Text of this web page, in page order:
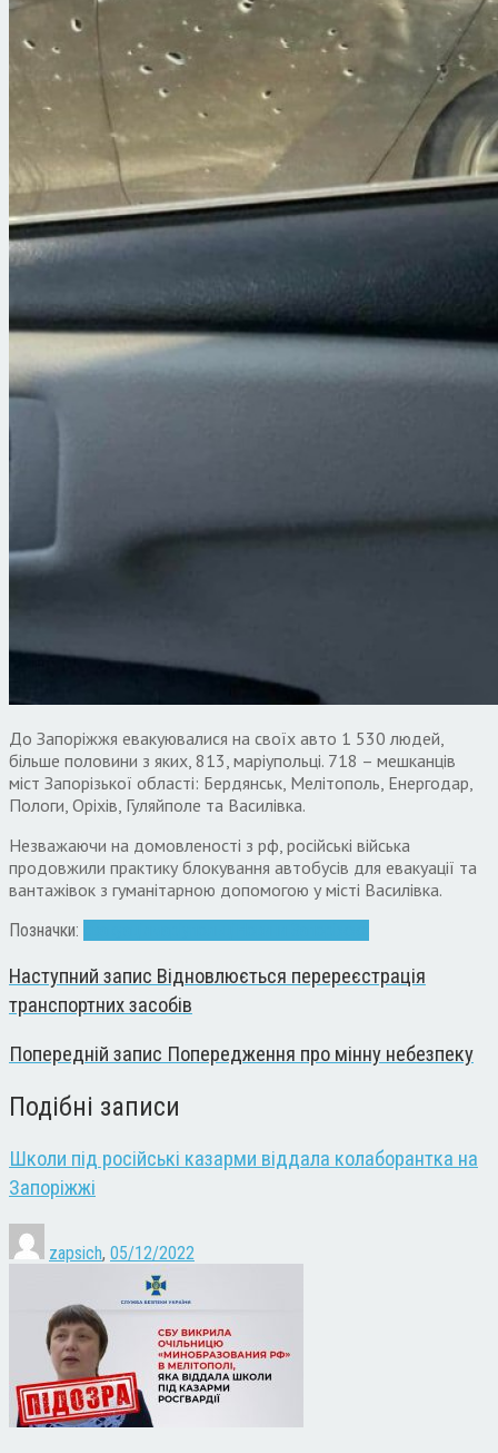
До Запоріжжя евакуювалися на своїх авто 1 530 людей,
більше половини з яких, 813, маріупольці. 718 – мешканців
міст Запорізької області: Бердянськ, Мелітополь, Енергодар,
Пологи, Оріхів, Гуляйполе та Василівка.
Незважаючи на домовленості з рф, російські війська
продовжили практику блокування автобусів для евакуації та
вантажівок з гуманітарною допомогою у місті Василівка.
Позначки:
Наступний запис Відновлюється перереєстрація
транспортних засобів
Попередній запис Попередження про мінну небезпеку
Подібні записи
Школи під російські казарми віддала колаборантка на
Запоріжжі
zapsich, 05/12/2022